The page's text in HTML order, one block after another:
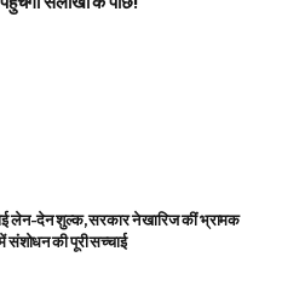
लेन-देन शुल्क, सरकार ने खारिज कीं भ्रामक
संशोधन की पूरी सच्चाई